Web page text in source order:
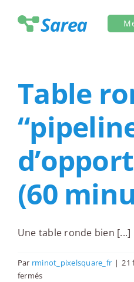
Se présenter
S’informer
Ajouter un événement
Contact
Table
(60
Une table ronde bien [...]
Par rminot_pixelsquare_fr | 21
ferméssur